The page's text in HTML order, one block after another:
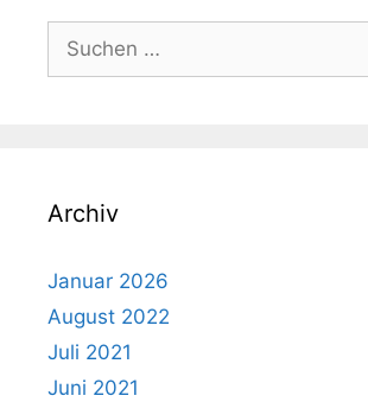
Suchen
nach:
Archiv
Januar 2026
August 2022
Juli 2021
Juni 2021